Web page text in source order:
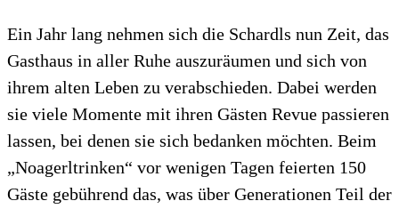
Ein Jahr lang nehmen sich die Schardls nun Zeit, das
Gasthaus in aller Ruhe auszuräumen und sich von
ihrem alten Leben zu verabschieden. Dabei werden
sie viele Momente mit ihren Gästen Revue passieren
lassen, bei denen sie sich bedanken möchten. Beim
„Noagerltrinken“ vor wenigen Tagen feierten 150
Gäste gebührend das, was über Generationen Teil der